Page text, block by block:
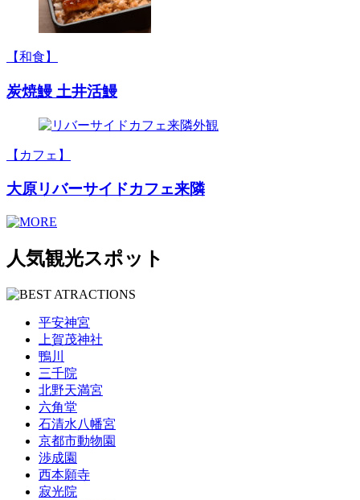
【和食】
炭焼鰻 土井活鰻
【カフェ】
大原リバーサイドカフェ来隣
人気観光スポット
平安神宮
上賀茂神社
鴨川
三千院
北野天満宮
六角堂
石清水八幡宮
京都市動物園
渉成園
西本願寺
寂光院